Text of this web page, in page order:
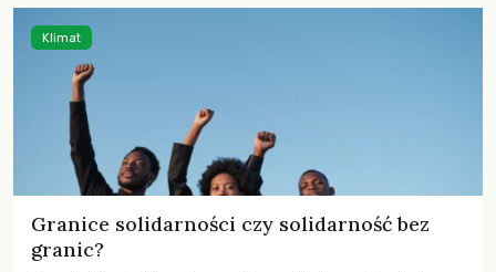
Granice solidarności czy solidarność bez
granic?
Klimat